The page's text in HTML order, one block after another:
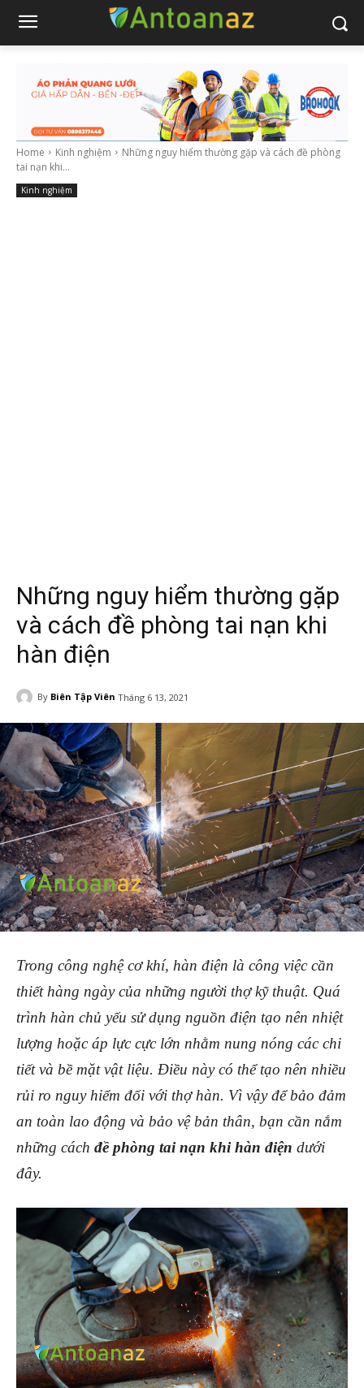
Home Kinh nghiệm
Những nguy hiểm thường gặp và cách đề phòng
tai nạn khi...
Kinh nghiệm
Những nguy hiểm thường gặp
và cách đề phòng tai nạn khi
hàn điện
By Biên Tập Viên Tháng 6 13, 2021
Trong công nghệ cơ khí, hàn điện là công việc cần
thiết hàng ngày của những người thợ kỹ thuật. Quá
trình hàn chủ yếu sử dụng nguồn điện tạo nên nhiệt
lượng hoặc áp lực cực lớn nhằm nung nóng các chi
tiết và bề mặt vật liệu. Điều này có thể tạo nên nhiều
rủi ro nguy hiểm đối với thợ hàn. Vì vậy để bảo đảm
an toàn lao động và bảo vệ bản thân, bạn cần nắm
những cách đề phòng tai nạn khi hàn điện dưới
đây.